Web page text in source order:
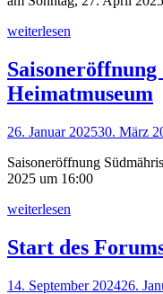
weiterlesen
Heimatmuseum
26. Januar 202530. März
Saisoneröffnung
2025 um 16:00
weiterlesen
Start des
14. September 202426.